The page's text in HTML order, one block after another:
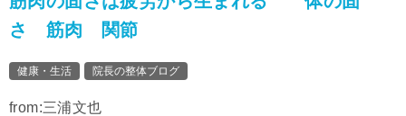
さ 筋肉 関節
健康・生活 院長の整体ブログ
from:三浦文也